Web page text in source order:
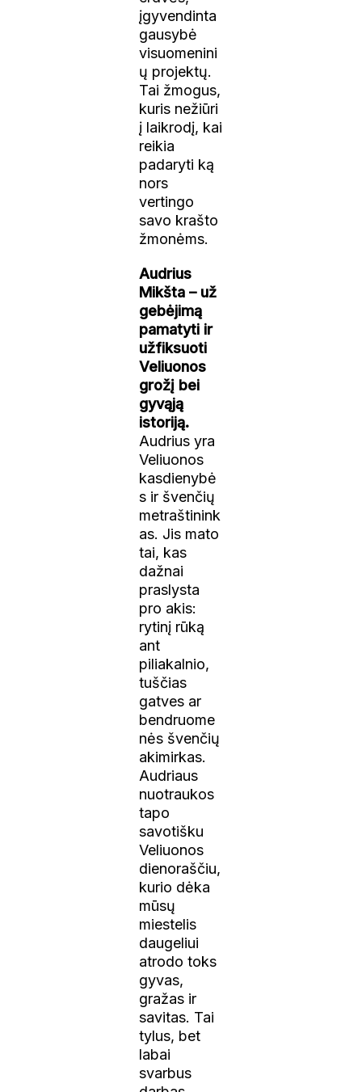
įgyvendinta
gausybė
visuomenini
ų projektų.
Tai žmogus,
kuris nežiūri
į laikrodį, kai
reikia
padaryti ką
nors
vertingo
savo krašto
žmonėms.
Audrius
Mikšta – už
gebėjimą
pamatyti ir
užfiksuoti
Veliuonos
grožį bei
gyvąją
istoriją.
Audrius yra
Veliuonos
kasdienybė
s ir švenčių
metraštinink
as. Jis mato
tai, kas
dažnai
praslysta
pro akis:
rytinį rūką
ant
piliakalnio,
tuščias
gatves ar
bendruome
nės švenčių
akimirkas.
Audriaus
nuotraukos
tapo
savotišku
Veliuonos
dienoraščiu,
kurio dėka
mūsų
miestelis
daugeliui
atrodo toks
gyvas,
gražas ir
savitas. Tai
tylus, bet
labai
svarbus